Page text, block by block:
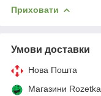
Приховати
Умови доставки
Нова Пошта
Магазини Rozetka